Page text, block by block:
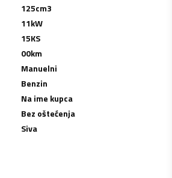
125cm3
11kW
15KS
00km
Manuelni
Benzin
Na ime kupca
Bez oštećenja
Siva